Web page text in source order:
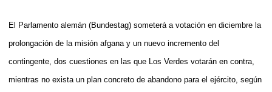
El Parlamento alemán (Bundestag) someterá a votación en diciembre la
prolongación de la misión afgana y un nuevo incremento del
contingente, dos cuestiones en las que Los Verdes votarán en contra,
mientras no exista un plan concreto de abandono para el ejército, según